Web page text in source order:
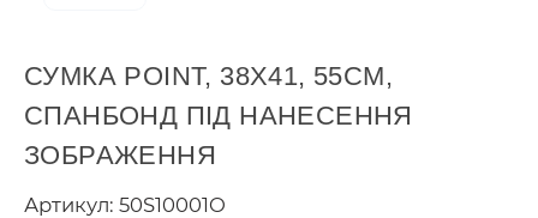
СУМКА POINT, 38Х41, 55СМ,
СПАНБОНД ПІД НАНЕСЕННЯ
ЗОБРАЖЕННЯ
Артикул: 50S10001O